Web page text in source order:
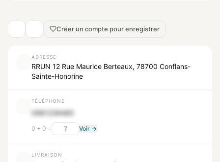
Créer un compte pour enregistrer
ADRESSE
RRUN 12 Rue Maurice Berteaux, 78700 Conflans-
Sainte-Honorine
TÉLÉPHONE
0981239485
0 + 0 = Voir →
LIVRAISON